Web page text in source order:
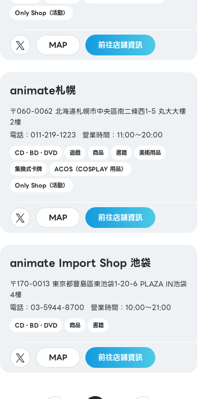
Only Shop（活動）
MAP 前往店鋪資訊
animate札幌
〒060-0062 北海道札幌市中央區南二條西1-5 丸大大樓
2樓
電話：011-219-1223
營業時間：11:00～20:00
CD・BD・DVD 遊戲 商品 書籍
美術用品
集換式卡牌
ACOS（COSPLAY 用品）
Only Shop（活動）
MAP 前往店鋪資訊
animate Import Shop 池袋
〒170-0013 東京都豐島區東池袋1-20-6 PLAZA IN池袋
4樓
電話：03-5944-8700
營業時間：10:00～21:00
CD・BD・DVD 商品 書籍
MAP 前往店鋪資訊